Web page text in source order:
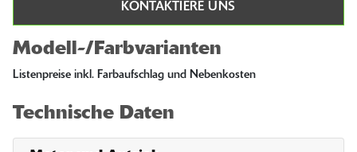
Modell-/Farbvarianten
Listenpreise inkl. Farbaufschlag und Nebenkosten
Technische Daten
KONTAKTIERE UNS